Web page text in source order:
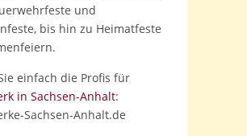
und
bis hin zu Heimatfeste
einfach die Profis für
in Sachsen-Anhalt:
Sachsen-Anhalt.de